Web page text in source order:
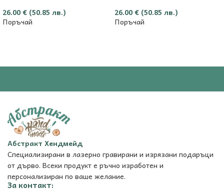
26.00 € (50.85 лв.)
Поръчай
26.00 € (50.85 лв.)
Поръчай
Абстракт Хендмейд
Специализирани в лазерно гравирани и изрязани подаръци
от дърво. Всеки продукт е ръчно изработен и
персонализиран по ваше желание.
За контакт: